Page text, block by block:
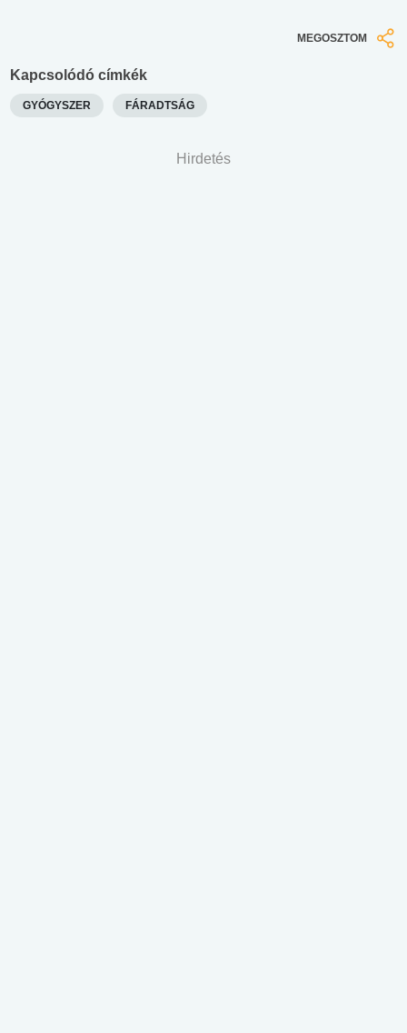
MEGOSZTOM
Kapcsolódó címkék
GYÓGYSZER FÁRADTSÁG
Hirdetés